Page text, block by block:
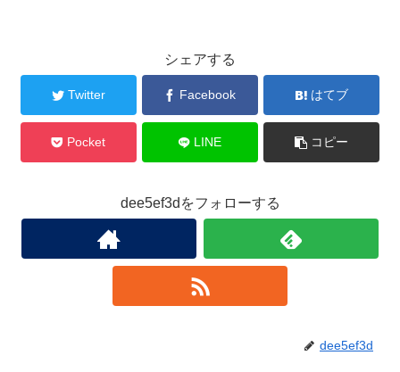
シェアする
Twitter Facebook はてブ
Pocket LINE コピー
dee5ef3dをフォローする
dee5ef3d